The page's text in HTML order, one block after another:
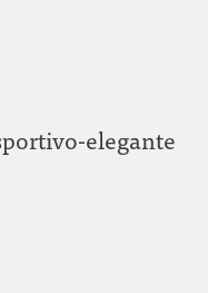
elegante